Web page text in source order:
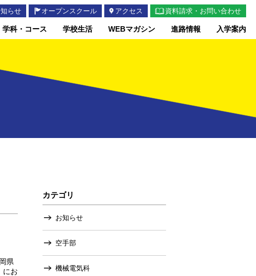
学科・コース 学校生活 WEBマガシン 進路情報 入学案内
らせ オープンスクール アクセス 資料請求・お問い合わせ
県
にお
カテゴリ
お知らせ
空手部
機械電気科